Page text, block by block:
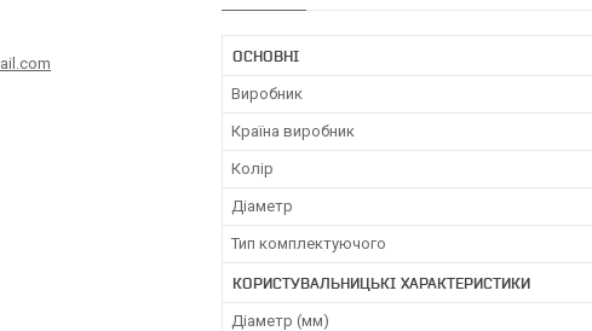
ОСНОВНІ
Виробник
Країна виробник
Колір
Діаметр
Тип комплектуючого
КОРИСТУВАЛЬНИЦЬКІ ХАРАКТЕРИСТИКИ
Діаметр (мм)